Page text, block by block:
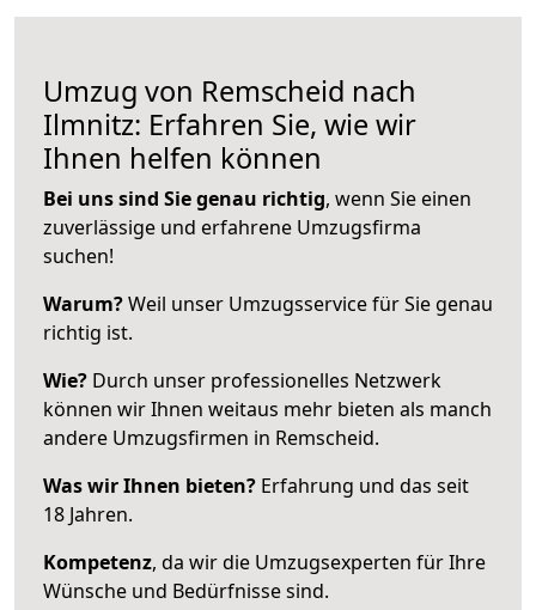
Umzug von Remscheid nach
Ilmnitz: Erfahren Sie, wie wir
Ihnen helfen können
Bei uns sind Sie genau richtig, wenn Sie einen
zuverlässige und erfahrene Umzugsfirma
suchen!
Warum?Weil unser Umzugsservice für Sie genau
richtig ist.
Wie? Durch unser professionelles Netzwerk
können wir Ihnen weitaus mehr bieten als manch
andere Umzugsfirmen in Remscheid.
Was wir Ihnen bieten? Erfahrung und das seit
18 Jahren.
Kompetenz, da wir die Umzugsexperten für Ihre
Wünsche und Bedürfnisse sind.